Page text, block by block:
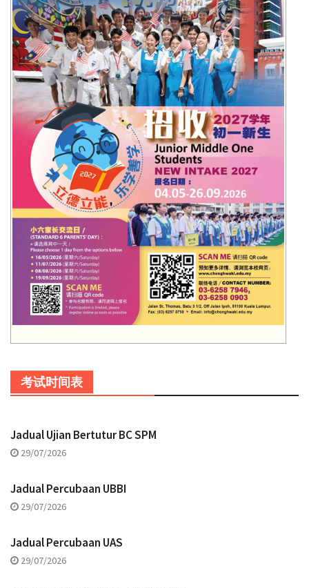
考试时间表
Jadual Ujian Bertutur BC SPM
29/07/2026
Jadual Percubaan UBBI
29/07/2026
Jadual Percubaan UAS
29/07/2026